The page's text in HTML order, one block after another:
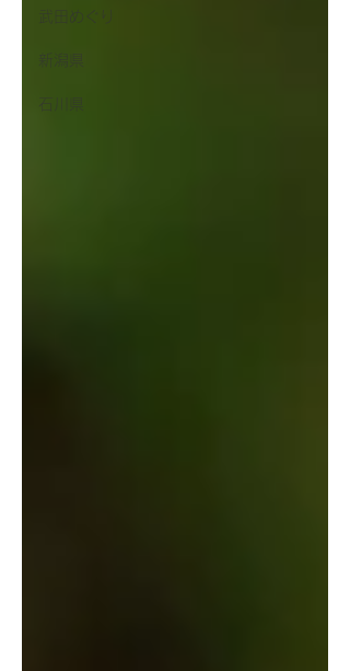
武田めぐり
新潟県